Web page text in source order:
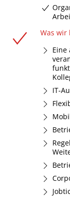
Was wir
Eine
IT-